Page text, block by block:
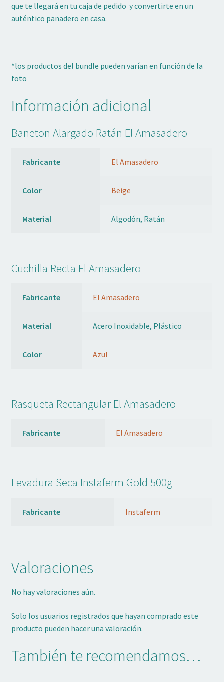
que te llegará en tu caja de pedido y convertirte en un
auténtico panadero en casa.
*los productos del bundle pueden varían en función de la
foto
Información adicional
Baneton Alargado Ratán El Amasadero
Fabricante El Amasadero
Color Beige
Material Algodón, Ratán
Cuchilla Recta El Amasadero
Fabricante El Amasadero
Material Acero Inoxidable, Plástico
Color Azul
Rasqueta Rectangular El Amasadero
Fabricante El Amasadero
Levadura Seca Instaferm Gold 500g
Fabricante Instaferm
Valoraciones
No hay valoraciones aún.
Solo los usuarios registrados que hayan comprado este
producto pueden hacer una valoración.
También te recomendamos…